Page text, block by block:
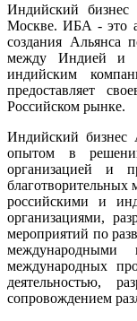
Индийский
Москве. ИБА - это
создания Альянса
между Индией и
индийским
предоставляет
Российском рынке.
Индийский бизнес
опытом в
организацией и
благотворительных
российскими и
организациями,
мероприятий по
международными
международных
деятельностью,
сопровождением